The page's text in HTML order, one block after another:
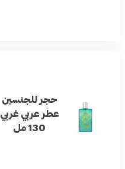
حجر للجنسين
عطر عربي غربي
130 مل